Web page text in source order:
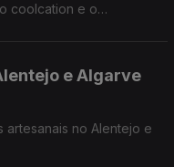
coolcation e o
e Algarve
artesanais no Alentejo e